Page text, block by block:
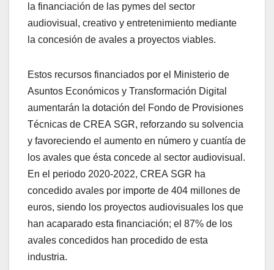
la financiación de las pymes del sector
audiovisual, creativo y entretenimiento mediante
la concesión de avales a proyectos viables.
Estos recursos financiados por el Ministerio de
Asuntos Económicos y Transformación Digital
aumentarán la dotación del Fondo de Provisiones
Técnicas de CREA SGR, reforzando su solvencia
y favoreciendo el aumento en número y cuantía de
los avales que ésta concede al sector audiovisual.
En el periodo 2020-2022, CREA SGR ha
concedido avales por importe de 404 millones de
euros, siendo los proyectos audiovisuales los que
han acaparado esta financiación; el 87% de los
avales concedidos han procedido de esta
industria.